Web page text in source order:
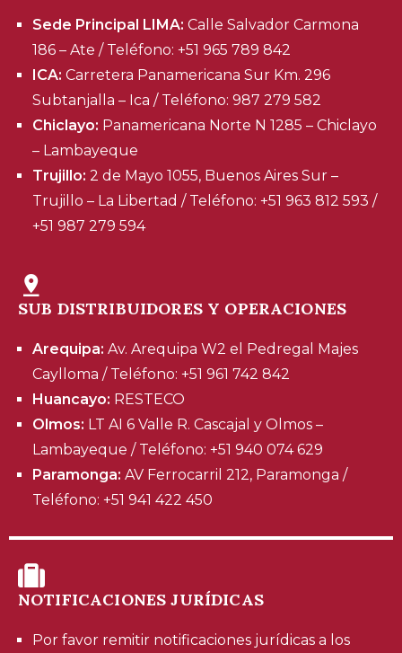
Sede Principal LIMA: Calle Salvador Carmona
186 – Ate / Teléfono: +51 965 789 842
ICA: Carretera Panamericana Sur Km. 296
Subtanjalla – Ica / Teléfono: 987 279 582
Chiclayo: Panamericana Norte N 1285 – Chiclayo
– Lambayeque
Trujillo: 2 de Mayo 1055, Buenos Aires Sur –
Trujillo – La Libertad / Teléfono: +51 963 812 593 /
+51 987 279 594
SUB DISTRIBUIDORES Y OPERACIONES
Arequipa: Av. Arequipa W2 el Pedregal Majes
Caylloma / Teléfono: +51 961 742 842
Huancayo: RESTECO
Olmos: LT AI 6 Valle R. Cascajal y Olmos –
Lambayeque / Teléfono: +51 940 074 629
Paramonga: AV Ferrocarril 212, Paramonga /
Teléfono: +51 941 422 450
NOTIFICACIONES JURÍDICAS
Por favor remitir notificaciones jurídicas a los